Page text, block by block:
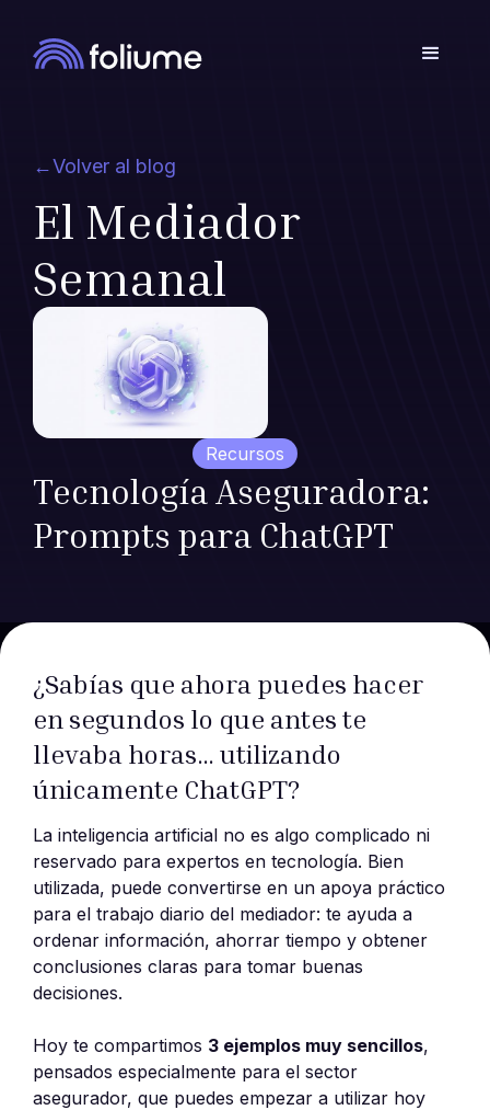
←Volver al blog
El Mediador
Semanal
Recursos
Tecnología Aseguradora:
Prompts para ChatGPT
¿Sabías que ahora puedes hacer
en segundos lo que antes te
llevaba horas… utilizando
únicamente ChatGPT?
La inteligencia artificial no es algo complicado ni
reservado para expertos en tecnología. Bien
utilizada, puede convertirse en un apoya práctico
para el trabajo diario del mediador: te ayuda a
ordenar información, ahorrar tiempo y obtener
conclusiones claras para tomar buenas
decisiones.
Hoy te compartimos 3 ejemplos muy sencillos,
pensados especialmente para el sector
asegurador, que puedes empezar a utilizar hoy